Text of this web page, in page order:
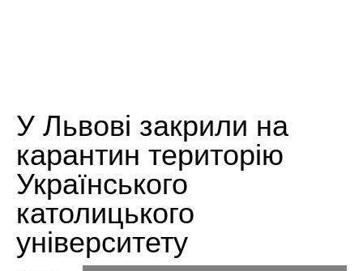
У Львові закрили на
карантин територію
Українського
католицького
університету